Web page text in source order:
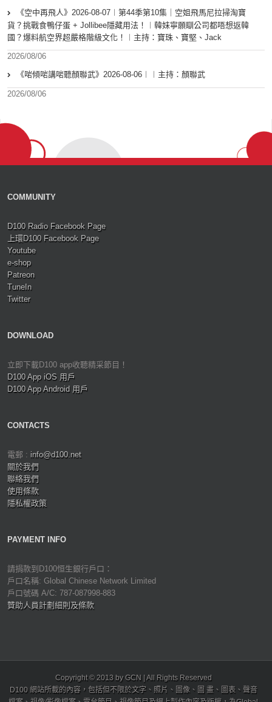
《空中再飛人》2026-08-07︱第44季第10集｜空姐飛馬尼拉掃淘寶
貨？挑戰食鴨仔蛋 + Jollibee隱藏用法！︱韓妹寧願瞓公司都唔想返韓
國？爆料航空界超嚴格階級文化！︱主持：寶珠、寶堅、Jack
2026/08/06
《啱傾啱講啱聽顏聯武》2026-08-06︱︱主持：顏聯武
2026/08/06
COMMUNITY
D100 Radio Facebook Page
上環D100 Facebook Page
Youtube
e-shop
Patreon
TuneIn
Twitter
DOWNLOAD
立即下載D100 app收聽精采節目！
D100 App iOS 用戶
D100 App Android 用戶
CONTACTS
電郵 : info@d100.net
關於我們
聯絡我們
使用條款
隱私權政策
PAYMENT INFO
請捐款到D100恒生銀行戶口：
戶口名稱: Global Chinese Network Limited
戶口號碼 A/C: 787-087998-883
贊助人員計劃細則及條款
Copyright © 2013 by GCN | All Rights Reserved
D100 網站所載的內容，包括但不限於文字、照片、圖像、圖 畫、圖表、聲音